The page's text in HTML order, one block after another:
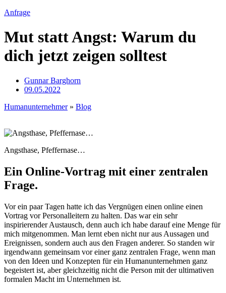
Anfrage
Mut statt Angst: Warum du
dich jetzt zeigen solltest
Gunnar Barghorn
09.05.2022
Humanunternehmer» Blog
Angsthase, Pfeffernase…
Ein Online-Vortrag mit einer zentralen
Frage.
Vor ein paar Tagen hatte ich das Vergnügen einen online einen
Vortrag vor Personalleitern zu halten. Das war ein sehr
inspirierender Austausch, denn auch ich habe darauf eine Menge für
mich mitgenommen. Man lernt eben nicht nur aus Aussagen und
Ereignissen, sondern auch aus den Fragen anderer. So standen wir
irgendwann gemeinsam vor einer ganz zentralen Frage, wenn man
von den Ideen und Konzepten für ein Humanunternehmen ganz
begeistert ist, aber gleichzeitig nicht die Person mit der ultimativen
formalen Macht im Unternehmen ist.